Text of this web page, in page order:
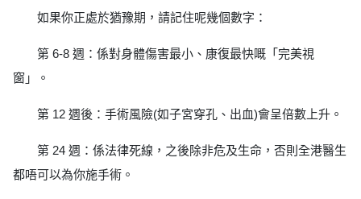
如果你正處於猶豫期，請記住呢幾個數字：
第 6-8 週：係對身體傷害最小、康復最快嘅「完美視
窗」。
第 12 週後：手術風險(如子宮穿孔、出血)會呈倍數上升。
第 24 週：係法律死線，之後除非危及生命，否則全港醫生
都唔可以為你施手術。